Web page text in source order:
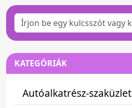
KATEGÓRIÁK
Autóalkatrész-szaküzlet